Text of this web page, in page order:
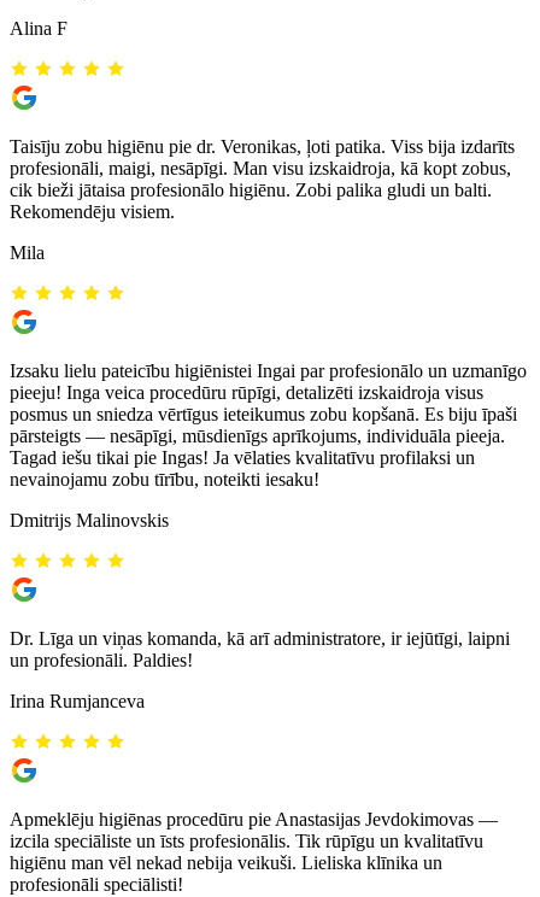
Alina F
Taisīju zobu higiēnu pie dr. Veronikas, ļoti patika. Viss bija izdarīts
profesionāli, maigi, nesāpīgi. Man visu izskaidroja, kā kopt zobus,
cik bieži jātaisa profesionālo higiēnu. Zobi palika gludi un balti.
Rekomendēju visiem.
Mila
Izsaku lielu pateicību higiēnistei Ingai par profesionālo un uzmanīgo
pieeju! Inga veica procedūru rūpīgi, detalizēti izskaidroja visus
posmus un sniedza vērtīgus ieteikumus zobu kopšanā. Es biju īpaši
pārsteigts — nesāpīgi, mūsdienīgs aprīkojums, individuāla pieeja.
Tagad iešu tikai pie Ingas! Ja vēlaties kvalitatīvu profilaksi un
nevainojamu zobu tīrību, noteikti iesaku!
Dmitrijs Malinovskis
Dr. Līga un viņas komanda, kā arī administratore, ir iejūtīgi, laipni
un profesionāli. Paldies!
Irina Rumjanceva
Apmeklēju higiēnas procedūru pie Anastasijas Jevdokimovas —
izcila speciāliste un īsts profesionālis. Tik rūpīgu un kvalitatīvu
higiēnu man vēl nekad nebija veikuši. Lieliska klīnika un
profesionāli speciālisti!